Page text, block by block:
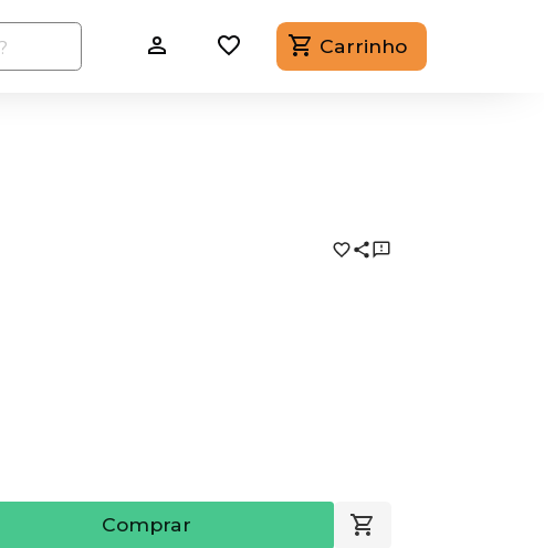
Carrinho
Comprar